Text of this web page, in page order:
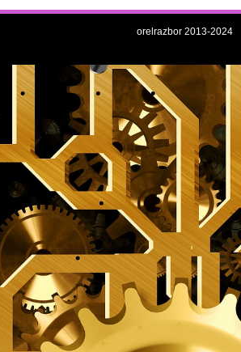
orelrazbor 2013-2024